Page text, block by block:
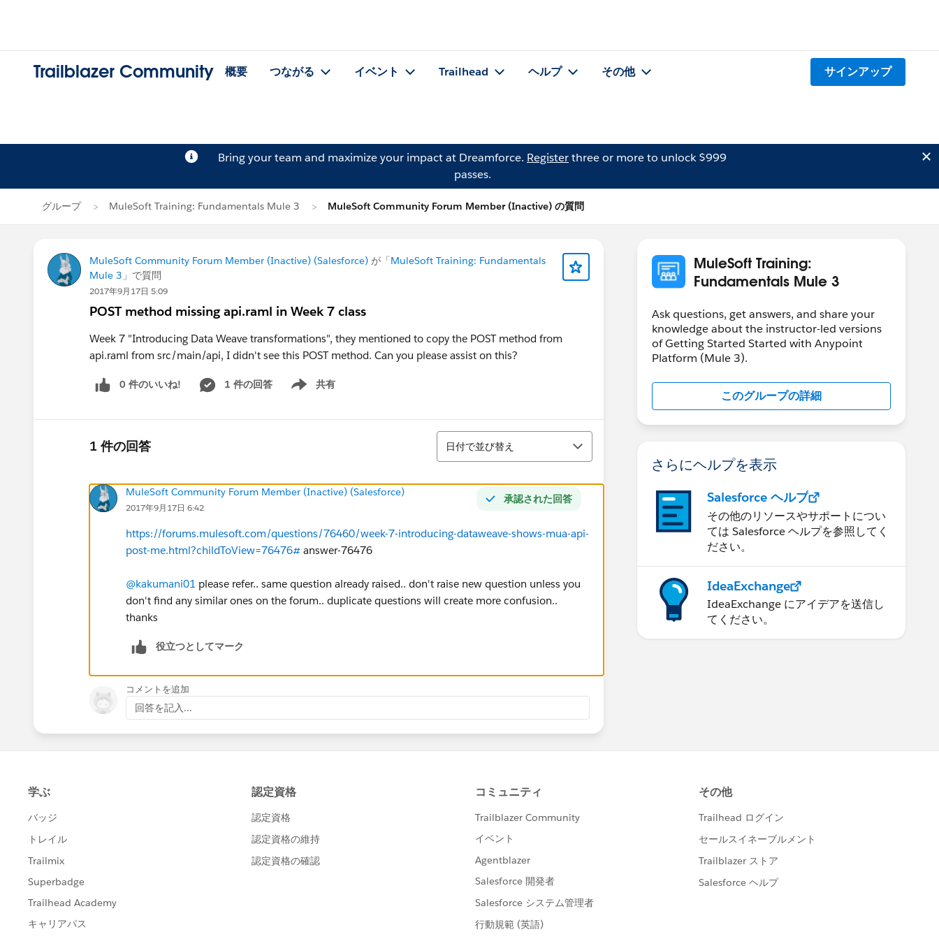
Trailblazer Community 概要 つながる イベント Trailhead ヘルプ その他 サインアップ
Bring your team and maximize your impact at Dreamforce. Registerthree or more to unlock $999
passes.
グループ MuleSoft Training: Fundamentals Mule 3 MuleSoft Community Forum Member (Inactive) の質問
MuleSoft Community Forum Member (Inactive) (Salesforce) が「MuleSoft Training: Fundamentals
Mule 3 」で質問
2017年9月17日 5:09
POST method missing api.raml in Week 7 class
Week 7 "Introducing Data Weave transformations", they mentioned to copy the POST method from
api.raml from src/main/api, I didn't see this POST method. Can you please assist on this?
0 件のいいね! 1 件の回答 共有
Show menu
1 件の回答
並び替え
日付で並び替え
承認された回答
MuleSoft Community Forum Member (Inactive) (Salesforce)
2017年9月17日 6:42
https://forums.mulesoft.com/questions/76460/week-7-introducing-dataweave-shows-mua-api-
post-me.html?childToView=76476# answer-76476
@kakumani01 please refer.. same question already raised.. don't raise new question unless you
don't find any similar ones on the forum.. duplicate questions will create more confusion..
thanks
役立つとしてマーク
コメントを追加
回答を記入...
MuleSoft Training:
Fundamentals Mule 3
Ask questions, get answers, and share your
knowledge about the instructor-led versions
of Getting Started Started with Anypoint
Platform (Mule 3).
このグループの詳細
さらにヘルプを表示
Salesforce ヘルプ
その他のリソースやサポートについ
ては Salesforce ヘルプを参照してく
ださい。
IdeaExchange
IdeaExchange にアイデアを送信し
てください。